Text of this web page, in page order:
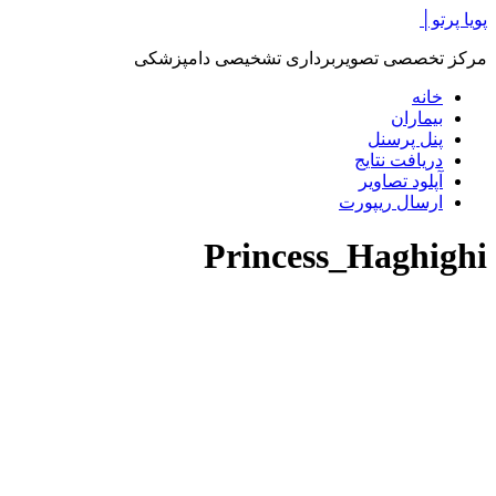
پرش
محتوا
پویا پرتو│
مرکز تخصصی تصویربرداری تشخیصی دامپزشکی
خانه
بیماران
پنل پرسنل
دریافت نتایج
آپلود تصاویر
ارسال ریپورت
Princess_Haghighi